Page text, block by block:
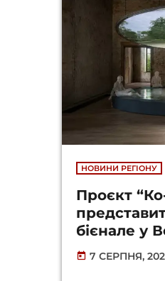
НОВИНИ РЕГІОНУ
Проєкт
бієнале у
today 7 СЕРПНЯ,